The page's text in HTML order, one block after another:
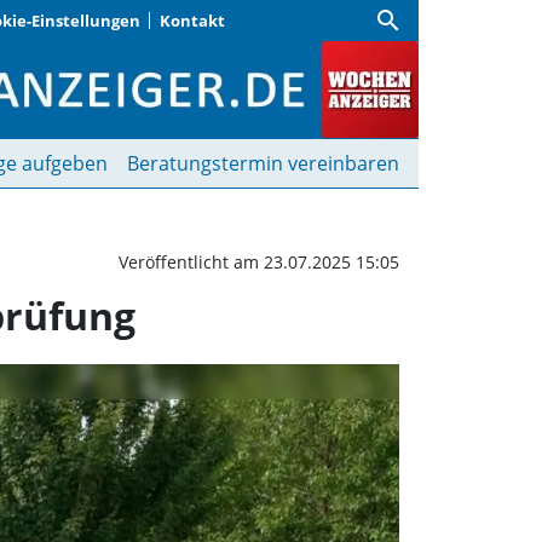
Einstellungen Kontakt search
die Taekwondo-
aufgeben Beratungstermin vereinbaren
Veröffentlicht am 23.07.2025 15:05